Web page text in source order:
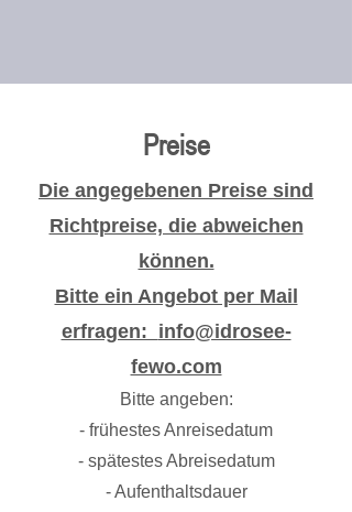
Preise
Die angegebenen Preise sind
Richtpreise, die abweichen
können.
Bitte ein Angebot per Mail
erfragen: info@idrosee-
fewo.com
Bitte angeben:
- frühestes Anreisedatum
- spätestes Abreisedatum
- Aufenthaltsdauer